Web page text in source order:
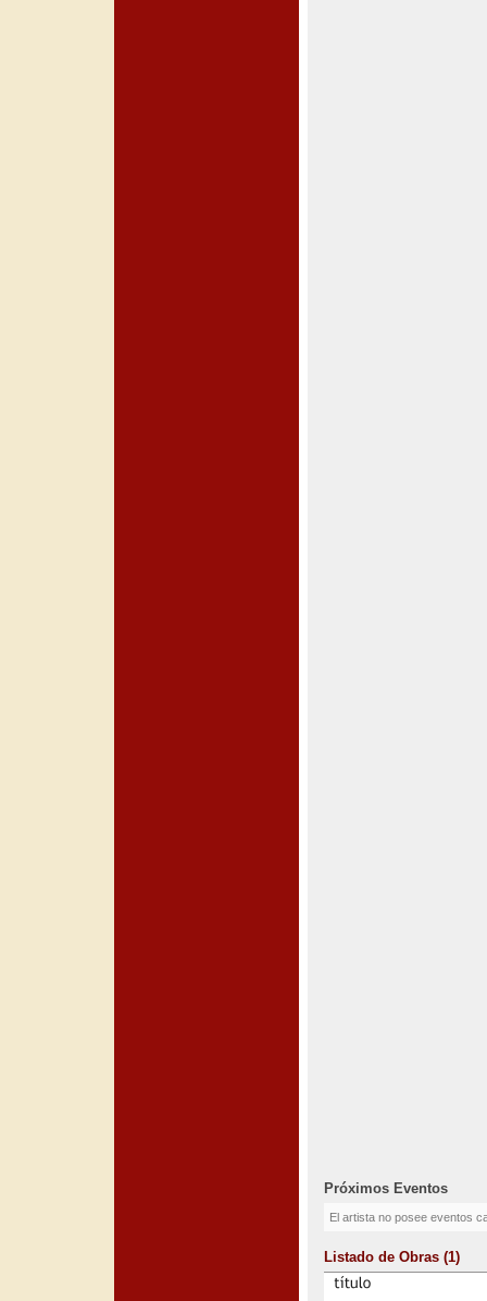
Próximos Eventos
El artista no posee eventos
Listado de Obras (1)